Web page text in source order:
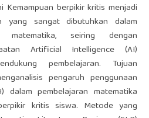
berpikir kritis menjadi
yang sangat dibutuhkan dalam
matematika, seiring dengan
Artificial Intelligence (AI)
pembelajaran. Tujuan
pengaruh penggunaan
dalam pembelajaran matematika
kritis siswa. Metode yang